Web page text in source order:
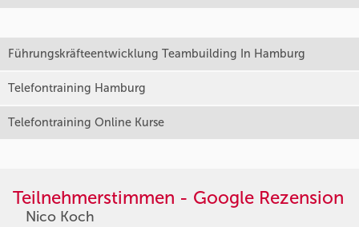
Führungskräfteentwicklung Teambuilding In Hamburg
Telefontraining Hamburg
Telefontraining Online Kurse
Teilnehmerstimmen - Google Rezension
Nico Koch